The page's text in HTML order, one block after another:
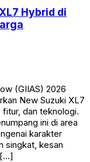
Hybrid di
(GIIAS) 2026
New Suzuki XL7
dan teknologi.
ini di area
karakter
singkat, kesan
[…]